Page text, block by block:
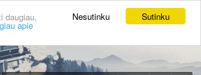
Sutinku
Nesutinku
daugiau,
apie